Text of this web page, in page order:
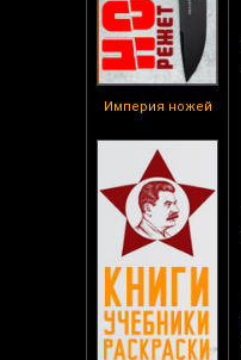
Империя ножей